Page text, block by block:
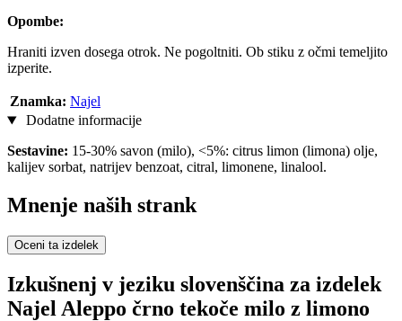
Opombe:
Hraniti izven dosega otrok. Ne pogoltniti. Ob stiku z očmi temeljito
izperite.
Znamka: Najel
Dodatne informacije
Sestavine: 15-30% savon (milo), <5%: citrus limon (limona) olje,
kalijev sorbat, natrijev benzoat, citral, limonene, linalool.
Mnenje naših strank
Oceni ta izdelek
Izkušnenj v jeziku slovenščina za izdelek
Najel Aleppo črno tekoče milo z limono